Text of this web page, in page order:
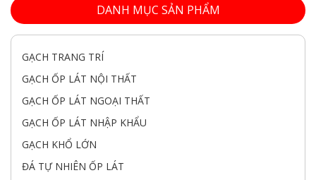
DANH MỤC SẢN PHẨM
GẠCH TRANG TRÍ
GẠCH ỐP LÁT NỘI THẤT
GẠCH ỐP LÁT NGOẠI THẤT
GẠCH ỐP LÁT NHẬP KHẨU
GẠCH KHỔ LỚN
ĐÁ TỰ NHIÊN ỐP LÁT